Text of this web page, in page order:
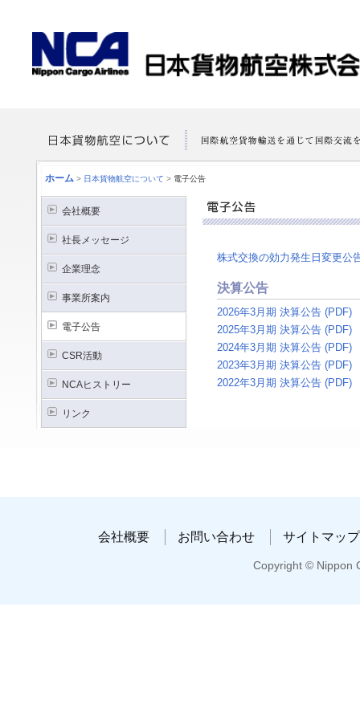
ホーム > 日本貨物航空について > 電子公告
会社概要
社長メッセージ
企業理念
事業所案内
電子公告
CSR活動
NCAヒストリー
リンク
株式交換の効力発生日変更公
決算公告
2026年3月期 決算公告 (PDF)
2025年3月期 決算公告 (PDF)
2024年3月期 決算公告 (PDF)
2023年3月期 決算公告 (PDF)
2022年3月期 決算公告 (PDF)
会社概要 お問い合わせ サイトマップ
Copyright © Nippon